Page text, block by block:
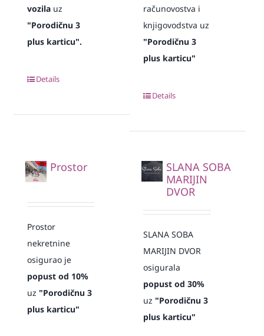
vozila uz
"Porodičnu 3
plus karticu".
Details
računovostva i
knjigovodstva uz
"Porodičnu 3
plus karticu"
Details
Prostor
Prostor
nekretnine
osigurao je
popust od 10%
uz "Porodičnu 3
plus karticu"
SLANA SOBA
MARIJIN
DVOR
SLANA SOBA
MARIJIN DVOR
osigurala
popust od 30%
uz"Porodičnu 3
plus karticu"